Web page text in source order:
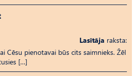
Lasītāja raksta:
Cēsu pienotavai būs cits saimnieks. Žēl
[…]